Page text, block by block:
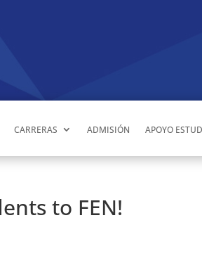
CARRERAS ADMISIÓN APOYO
to FEN!